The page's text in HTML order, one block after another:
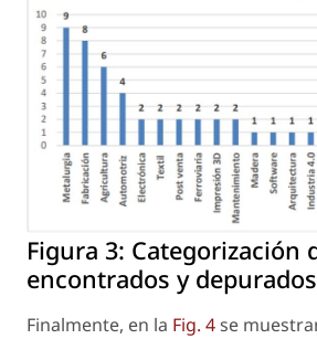
Figura 3: Categorización
encontrados y depurados
Finalmente, en la Fig. 4se